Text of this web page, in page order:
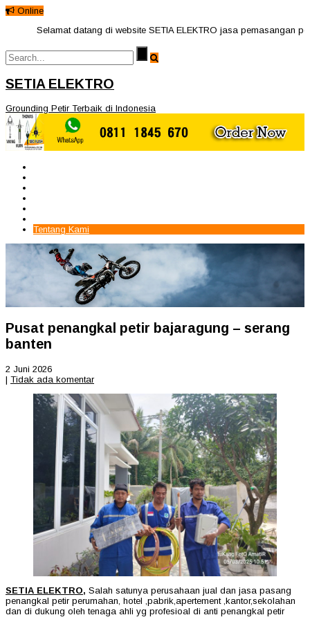
Online
Selamat datang di website SETIA ELEKTRO jasa pemasangan
SETIA ELEKTRO
Grounding Petir Terbaik di Indonesia
Tentang Kami
Pusat penangkal petir bajaragung – serang
banten
2 Juni 2026
| Tidak ada komentar
SETIA ELEKTRO, Salah satunya perusahaan jual dan jasa pasang
penangkal petir perumahan, hotel ,pabrik,apertement ,kantor,sekolahan
dan di dukung oleh tenaga ahli yg profesioal di anti penangkal petir